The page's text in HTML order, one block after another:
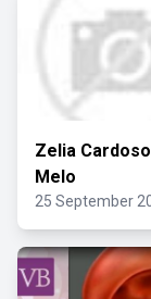
Zelia
Melo
25 September